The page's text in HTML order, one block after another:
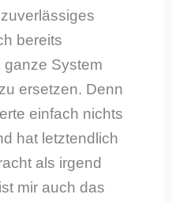
bereits
System
ersetzen. Denn
einfach nichts
hat letztendlich
als irgend
mir auch das